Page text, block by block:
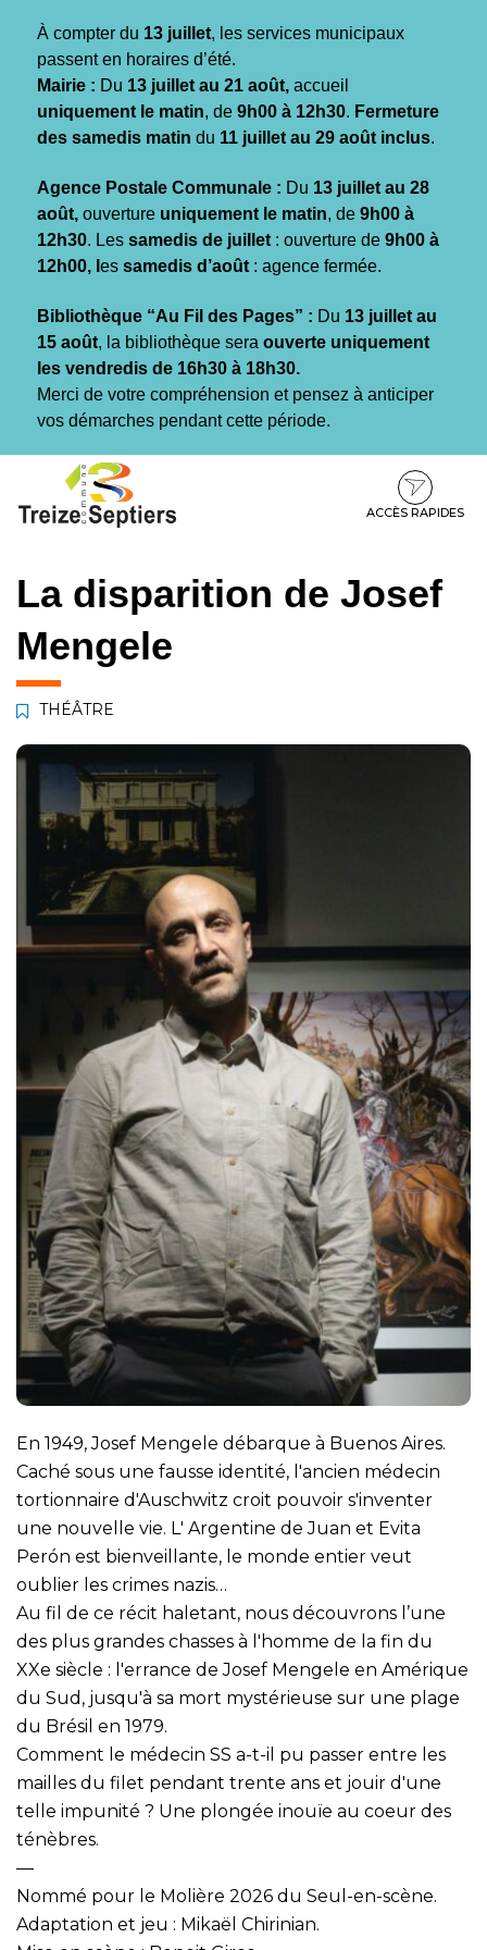
À compter du 13 juillet, les services municipaux
passent en horaires d’été.
Mairie : Du 13 juillet au 21 août, accueil
uniquement le matin, de 9h00 à 12h30. Fermeture
des samedis matin du 11 juillet au 29 août inclus.
Agence Postale Communale : Du 13 juillet au 28
août, ouverture uniquement le matin, de 9h00 à
12h30. Les samedis de juillet : ouverture de 9h00 à
12h00, l es samedis d’août : agence fermée.
Bibliothèque “Au Fil des Pages” : Du 13 juillet au
15 août, la bibliothèque sera ouverte uniquement
les vendredis de 16h30 à 18h30.
Merci de votre compréhension et pensez à anticiper
vos démarches pendant cette période.
contenu
pied
ACCÈS RAPIDES
La disparition de Josef
Mengele
THÉÂTRE
En 1949, Josef Mengele débarque à Buenos Aires.
Caché sous une fausse identité, l'ancien médecin
tortionnaire d'Auschwitz croit pouvoir s'inventer
une nouvelle vie. L' Argentine de Juan et Evita
Perón est bienveillante, le monde entier veut
oublier les crimes nazis…
Au fil de ce récit haletant, nous découvrons l’une
des plus grandes chasses à l'homme de la fin du
XXe siècle : l'errance de Josef Mengele en Amérique
du Sud, jusqu'à sa mort mystérieuse sur une plage
du Brésil en 1979.
Comment le médecin SS a-t-il pu passer entre les
mailles du filet pendant trente ans et jouir d'une
telle impunité ? Une plongée inouïe au coeur des
ténèbres.
—
Nommé pour le Molière 2026 du Seul-en-scène.
Adaptation et jeu : Mikaël Chirinian.